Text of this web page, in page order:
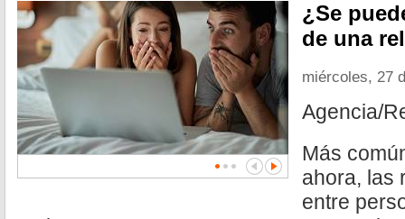
¿Se
de una
miércoles, 27
Agencia/
Más
ahora, las
entre